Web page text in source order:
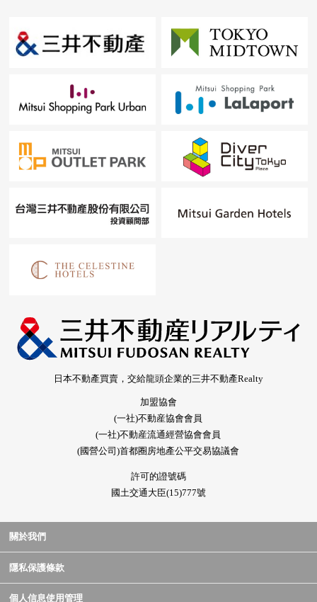
日本不動產買賣，交給龍頭企業的三井不動產Realty
加盟協會
(一社)不動産協會會員
(一社)不動産流通經營協會會員
(國營公司)首都圈房地產公平交易協議會
許可的證號碼
國土交通大臣(15)777號
關於我們
隱私保護條款
個人信息使用管理